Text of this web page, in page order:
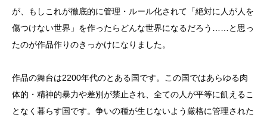
が、もしこれが徹底的に管理・ルール化されて「絶対に人が人を
傷つけない世界」を作ったらどんな世界になるだろう……と思っ
たのが作品作りのきっかけになりました。
作品の舞台は2200年代のとある国です。この国ではあらゆる肉
体的・精神的暴力や差別が禁止され、全ての人が平等に飢えるこ
となく暮らす国です。争いの種が生じないよう厳格に管理された